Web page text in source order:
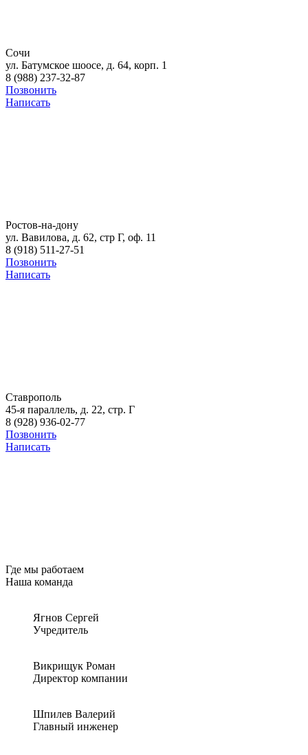
Сочи
ул. Батумское шоосе, д. 64, корп. 1
8 (988) 237-32-87
Позвонить
Написать
Ростов-на-дону
ул. Вавилова, д. 62, стр Г, оф. 11
8 (918) 511-27-51
Позвонить
Написать
Ставрополь
45-я параллель, д. 22, стр. Г
8 (928) 936-02-77
Позвонить
Написать
Где мы работаем
Наша команда
Ягнов Сергей
Учредитель
Викрищук Роман
Директор компании
Шпилев Валерий
Главный инженер